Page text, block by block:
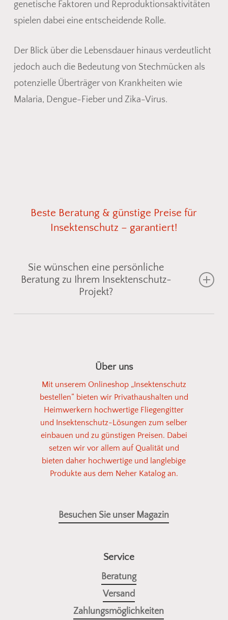
genetische Faktoren und Reproduktionsaktivitäten
spielen dabei eine entscheidende Rolle.
Der Blick über die Lebensdauer hinaus verdeutlicht
jedoch auch die Bedeutung von Stechmücken als
potenzielle Überträger von Krankheiten wie
Malaria, Dengue-Fieber und Zika-Virus.
Beste Beratung & günstige Preise für
Insektenschutz – garantiert!
Sie wünschen eine persönliche
Beratung zu Ihrem Insektenschutz-
Projekt?
Einbausituation. Senden Sie uns einfach ein Foto
vom gewünschten Bereich, und wir zeigen Ihnen
geeigneteFliegengitter oderSpannrahmen
unserem Sortiment. So einfach kann
Insektenschutz sein!
Fotos senden
Über uns
Mit unserem Onlineshop „Insektenschutz
bestellen“ bieten wir Privathaushalten und
Heimwerkern hochwertige Fliegengitter
und Insektenschutz-Lösungen zum selber
einbauen und zu günstigen Preisen. Dabei
setzen wir vor allem auf Qualität und
bieten daher hochwertige und langlebige
Produkte aus dem Neher Katalog an.
Besuchen Sie unser Magazin
Service
Beratung
Versand
Zahlungsmöglichkeiten